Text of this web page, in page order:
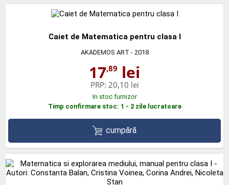
Caiet de Matematica pentru clasa I
AKADEMOS ART - 2018
17,89 lei
PRP: 20,10 lei
In stoc furnizor
Timp confirmare stoc: 1 - 2 zile lucratoare
cumpără